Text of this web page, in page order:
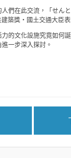
們在此交流，「せん
築獎・國土交通大臣表
的文化設施究竟如何
一步深入探討。